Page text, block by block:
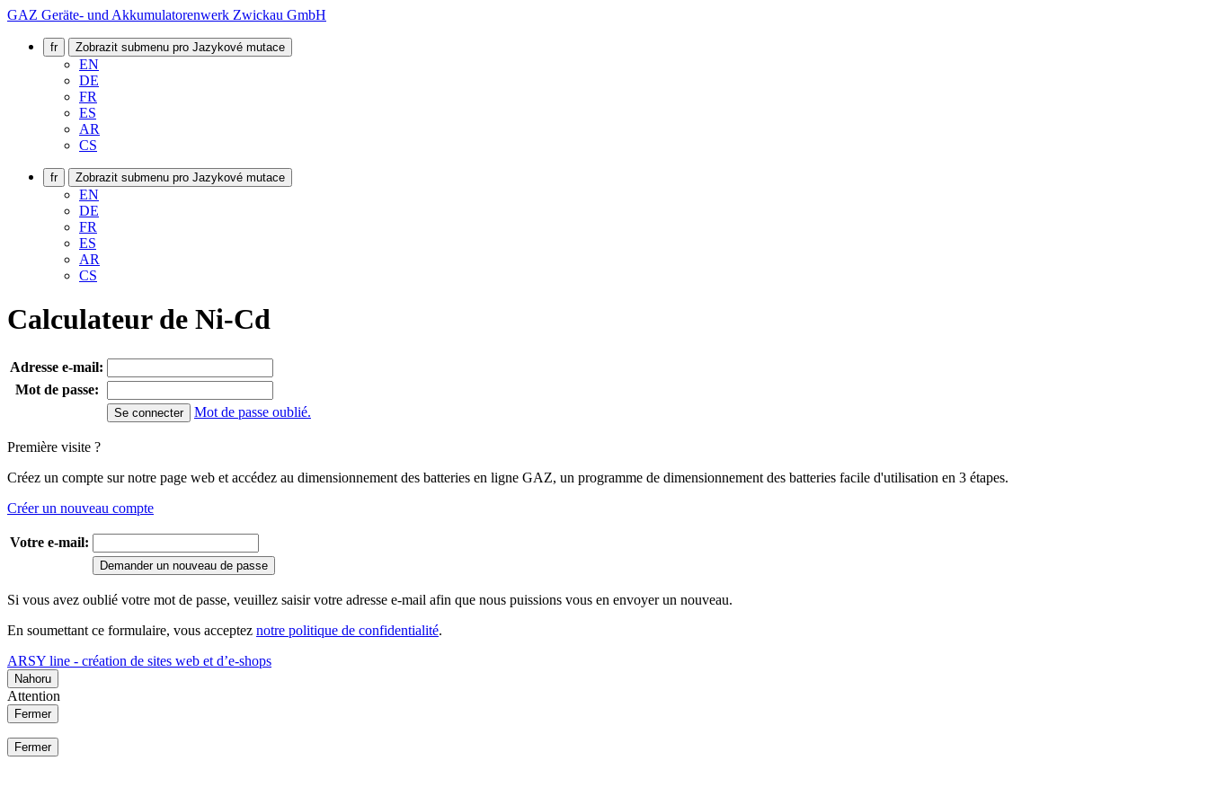
GAZ Geräte- und Akkumulatorenwerk Zwickau GmbH
fr Zobrazit submenu pro Jazykové mutace
EN
DE
FR
ES
AR
CS
fr Zobrazit submenu pro Jazykové mutace
EN
DE
FR
ES
AR
CS
Calculateur de Ni-Cd
Adresse e-mail:
Mot de passe:
Mot de passe oublié.
Première visite ?
Créez un compte sur notre page web et accédez au dimensionnement des batteries en ligne GAZ, un programme de dimensionnement des batteries facile d'utilisation en 3 étapes.
Créer un nouveau compte
Votre e-mail:
Demander un nouveau de passe
Si vous avez oublié votre mot de passe, veuillez saisir votre adresse e-mail afin que nous puissions vous en envoyer un nouveau.
En soumettant ce formulaire, vous acceptez notre politique de confidentialité.
ARSY line - création de sites web et d’e-shops
Nahoru
Attention
Fermer
Fermer